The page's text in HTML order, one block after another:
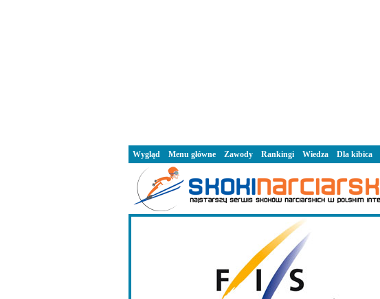
Wygląd Menu główne Zawody Rankingi Wiedza Dla kibica